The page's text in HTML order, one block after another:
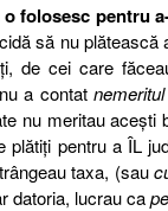
folosesc pentru
să nu plătească
de cei care
a contatnemeritul
nu meritau
plătiţi pentru a ÎL
taxa, (sau
datoria, lucrau ca